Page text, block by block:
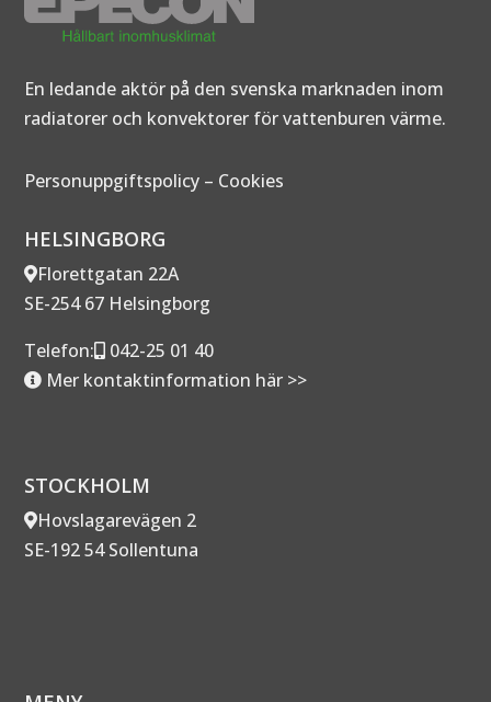
En ledande aktör på den svenska marknaden inom
radiatorer och konvektorer för vattenburen värme.
Personuppgiftspolicy – Cookies
HELSINGBORG
Florettgatan 22A
SE-254 67 Helsingborg
Telefon:
042-25 01 40
Mer kontaktinformation här >>
STOCKHOLM
Hovslagarevägen 2
SE-192 54 Sollentuna